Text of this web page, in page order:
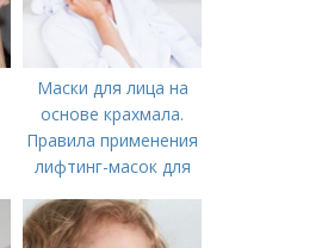
Маски для лица на
основе крахмала.
Правила применения
лифтинг-масок для